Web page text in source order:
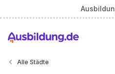
Alle Städte